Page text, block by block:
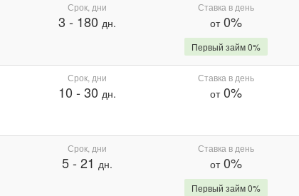
Срок, дни
3 - 180 дн.
Ставка в день
от0%
Первый займ 0%
Срок, дни
10 - 30 дн.
Ставка в день
от0%
Срок, дни
5- 21 дн.
Ставка в день
от0%
Первый займ 0%